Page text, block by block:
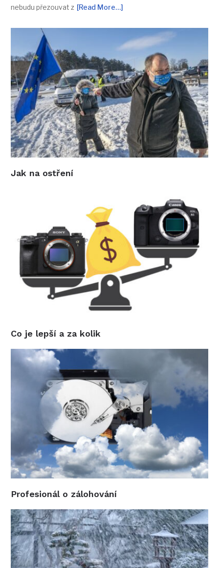
nebudu přezouvat z [Read More…]
Jak na ostření
Co je lepší a za kolik
Profesionál o zálohování